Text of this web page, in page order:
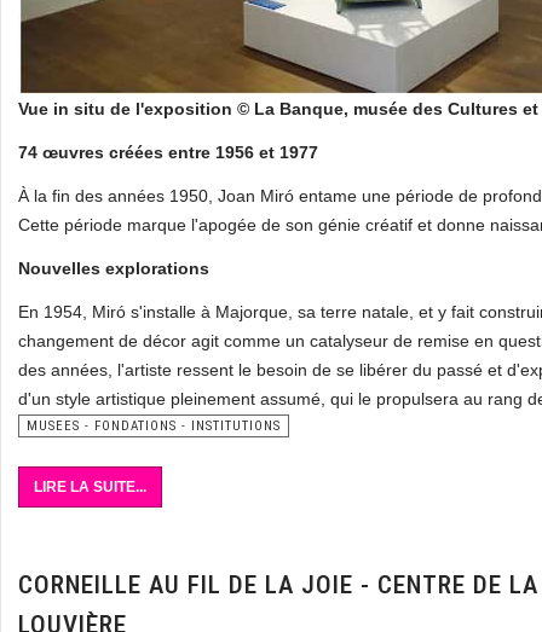
Vue in situ de l'exposition © La Banque, musée des Cultures et
74 œuvres créées entre 1956 et 1977
À la fin des années 1950, Joan Miró entame une période de
Cette période marque l'apogée de son génie créatif et donne
Nouvelles explorations
En 1954, Miró s'installe à Majorque, sa terre natale, et y fait
changement de décor agit comme un catalyseur de remise en
des années, l'artiste ressent le besoin de se libérer du passé et
d'un style artistique pleinement assumé, qui le propulsera au rang
MUSEES - FONDATIONS - INSTITUTIONS
LIRE LA SUITE...
CORNEILLE AU FIL DE LA JOIE - CENTRE DE
LOUVIÈRE